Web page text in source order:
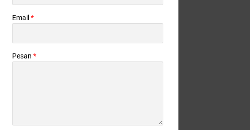
Email *
Pesan *